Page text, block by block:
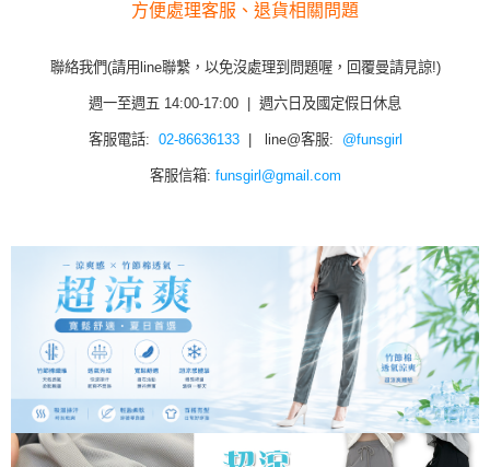
方便處理客服、退貨相關問題
聯絡我們(請用line聯繫，以免沒處理到問題喔，回覆曼請見諒!)
週一至週五 14:00-17:00 | 週六日及國定假日休息
客服電話: 02-86636133| line@客服: @funsgirl
客服信箱: funsgirl@gmail.com